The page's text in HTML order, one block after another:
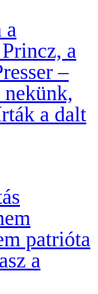
a
a
–
a dalt
patrióta
a